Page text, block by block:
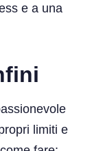
e a una
limiti e